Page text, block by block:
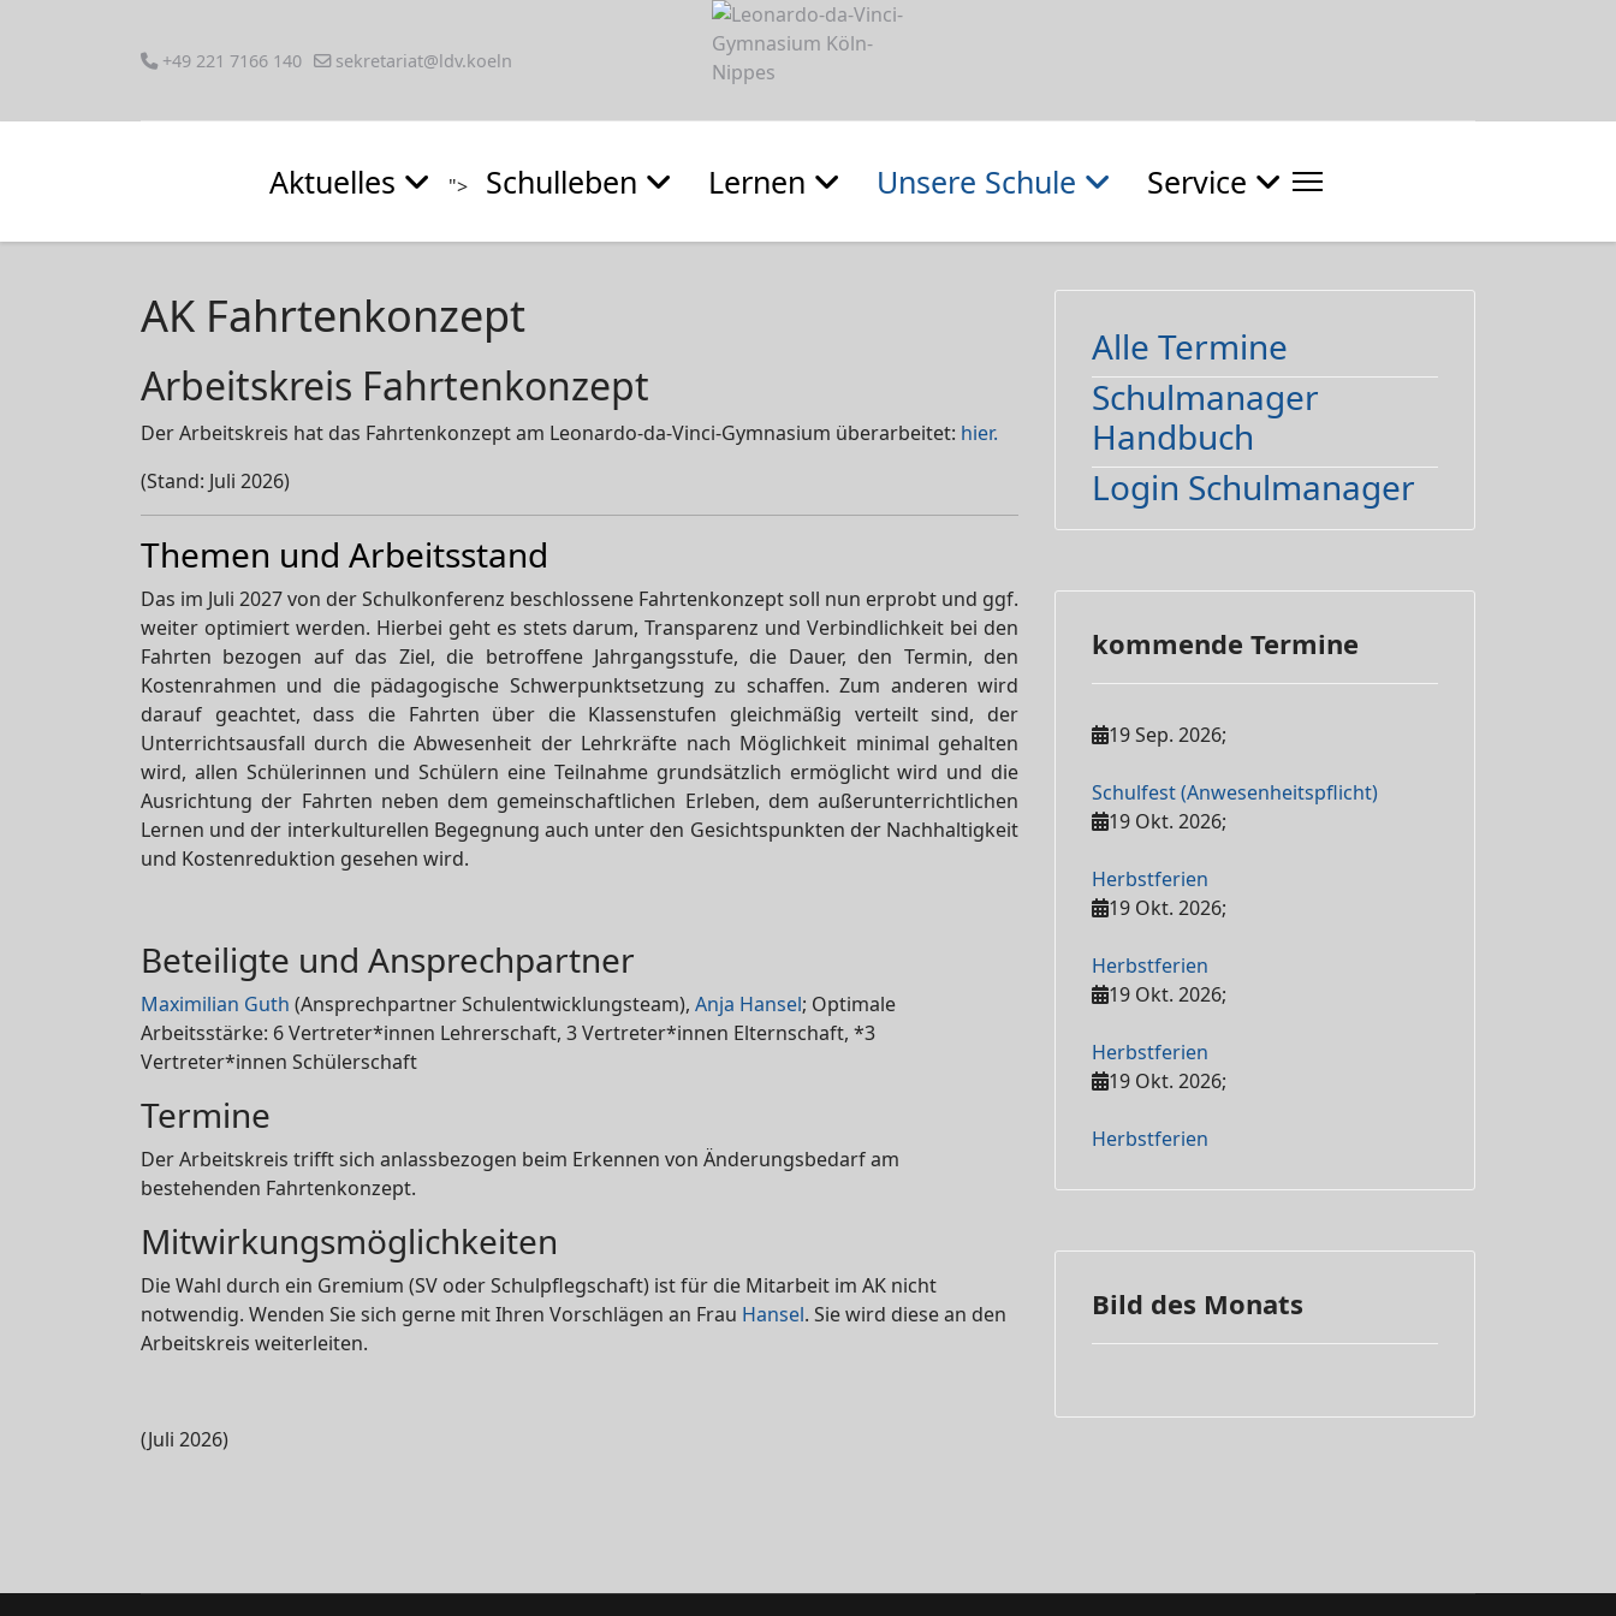
+49 221 7166 140 sekretariat@ldv.koeln
Aktuelles "> Schulleben Lernen Unsere Schule Service
AK Fahrtenkonzept
Arbeitskreis Fahrtenkonzept
Der Arbeitskreis hat das Fahrtenkonzept am Leonardo-da-Vinci-Gymnasium überarbeitet: hier.
(Stand: Juli 2026)
Themen und Arbeitsstand
Das im Juli 2027 von der Schulkonferenz beschlossene Fahrtenkonzept soll nun erprobt und ggf.
weiter optimiert werden. Hierbei geht es stets darum, Transparenz und Verbindlichkeit bei den
Fahrten bezogen auf das Ziel, die betroffene Jahrgangsstufe, die Dauer, den Termin, den
Kostenrahmen und die pädagogische Schwerpunktsetzung zu schaffen. Zum anderen wird
darauf geachtet, dass die Fahrten über die Klassenstufen gleichmäßig verteilt sind, der
Unterrichtsausfall durch die Abwesenheit der Lehrkräfte nach Möglichkeit minimal gehalten
wird, allen Schülerinnen und Schülern eine Teilnahme grundsätzlich ermöglicht wird und die
Ausrichtung der Fahrten neben dem gemeinschaftlichen Erleben, dem außerunterrichtlichen
Lernen und der interkulturellen Begegnung auch unter den Gesichtspunkten der Nachhaltigkeit
und Kostenreduktion gesehen wird.
Beteiligte und Ansprechpartner
Maximilian Guth (Ansprechpartner Schulentwicklungsteam), Anja Hansel; Optimale
Arbeitsstärke: 6 Vertreter*innen Lehrerschaft, 3 Vertreter*innen Elternschaft, *3
Vertreter*innen Schülerschaft
Termine
Der Arbeitskreis trifft sich anlassbezogen beim Erkennen von Änderungsbedarf am
bestehenden Fahrtenkonzept.
Mitwirkungsmöglichkeiten
Die Wahl durch ein Gremium (SV oder Schulpflegschaft) ist für die Mitarbeit im AK nicht
notwendig. Wenden Sie sich gerne mit Ihren Vorschlägen an Frau Hansel. Sie wird diese an den
Arbeitskreis weiterleiten.
(Juli 2026)
Alle Termine
Schulmanager
Handbuch
Login Schulmanager
kommende Termine
19 Sep. 2026;
Schulfest (Anwesenheitspflicht)
19 Okt. 2026;
Herbstferien
19 Okt. 2026;
Herbstferien
19 Okt. 2026;
Herbstferien
19 Okt. 2026;
Herbstferien
Bild des Monats